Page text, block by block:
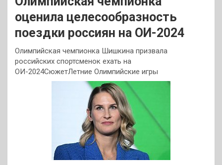
оценила целесообразность
поездки россиян на ОИ-2024
Олимпийская чемпионка Шишкина призвала
российских спортсменок ехать на
ОИ-2024СюжетЛетние Олимпийские игры